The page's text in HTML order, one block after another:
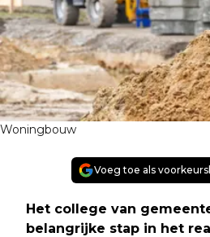
Woningbouw
Voeg toe als
Het college van
belangrijke stap in het